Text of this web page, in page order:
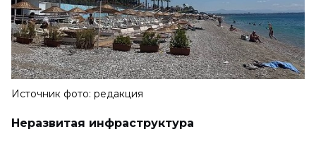
Источник фото: редакция
Неразвитая инфраструктура